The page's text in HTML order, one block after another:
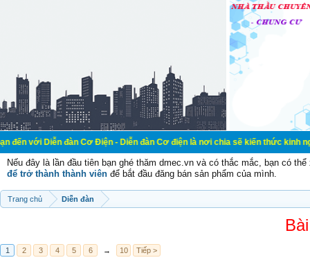
đàn Cơ Điện - Diễn đàn Cơ điện là nơi chia sẽ kiến thức kinh nghiệm
Nếu đây là lần đầu tiên bạn ghé thăm dmec.vn và có thắc mắc, bạn có
để trở thành thành viên để bắt đầu đăng bán sản phẩm của mình.
Trang chủ Diễn đàn
1 2 3 4 5 6 → 10 Tiếp >